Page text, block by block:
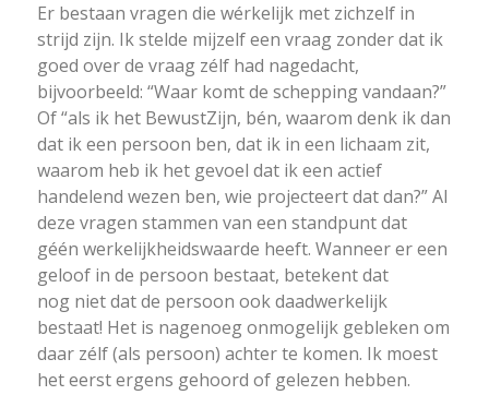
Er bestaan vragen die wérkelijk met zichzelf in
strijd zijn. Ik stelde mijzelf een vraag zonder dat ik
goed over de vraag zélf had nagedacht,
bijvoorbeeld: “Waar komt de schepping vandaan?”
Of “als ik het BewustZijn, bén, waarom denk ik dan
dat ik een persoon ben, dat ik in een lichaam zit,
waarom heb ik het gevoel dat ik een actief
handelend wezen ben, wie projecteert dat dan?” Al
deze vragen stammen van een standpunt dat
géén werkelijkheidswaarde heeft. Wanneer er een
geloof in de persoon bestaat, betekent dat
nog niet dat de persoon ook daadwerkelijk
bestaat! Het is nagenoeg onmogelijk gebleken om
daar zélf (als persoon) achter te komen. Ik moest
het eerst ergens gehoord of gelezen hebben.